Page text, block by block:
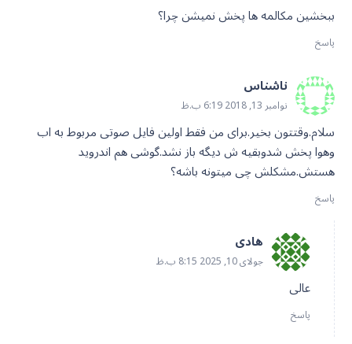
ببخشین مکالمه ها پخش نمیشن چرا؟
پاسخ
ناشناس
نوامبر 13, 2018 6:19 ب.ظ
سلام.وقتتون بخیر.برای من فقط اولین فایل صوتی مربوط به اب
وهوا پخش شدوبقیه ش دیگه باز نشد.گوشی هم اندروید
هستش.مشکلش چی میتونه باشه؟
پاسخ
هادی
جولای 10, 2025 8:15 ب.ظ
عالی
پاسخ